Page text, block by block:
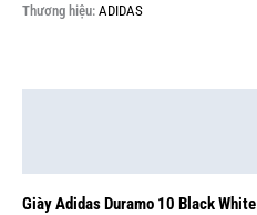
Thương hiệu: ADIDAS
Giày Adidas Duramo 10 Black